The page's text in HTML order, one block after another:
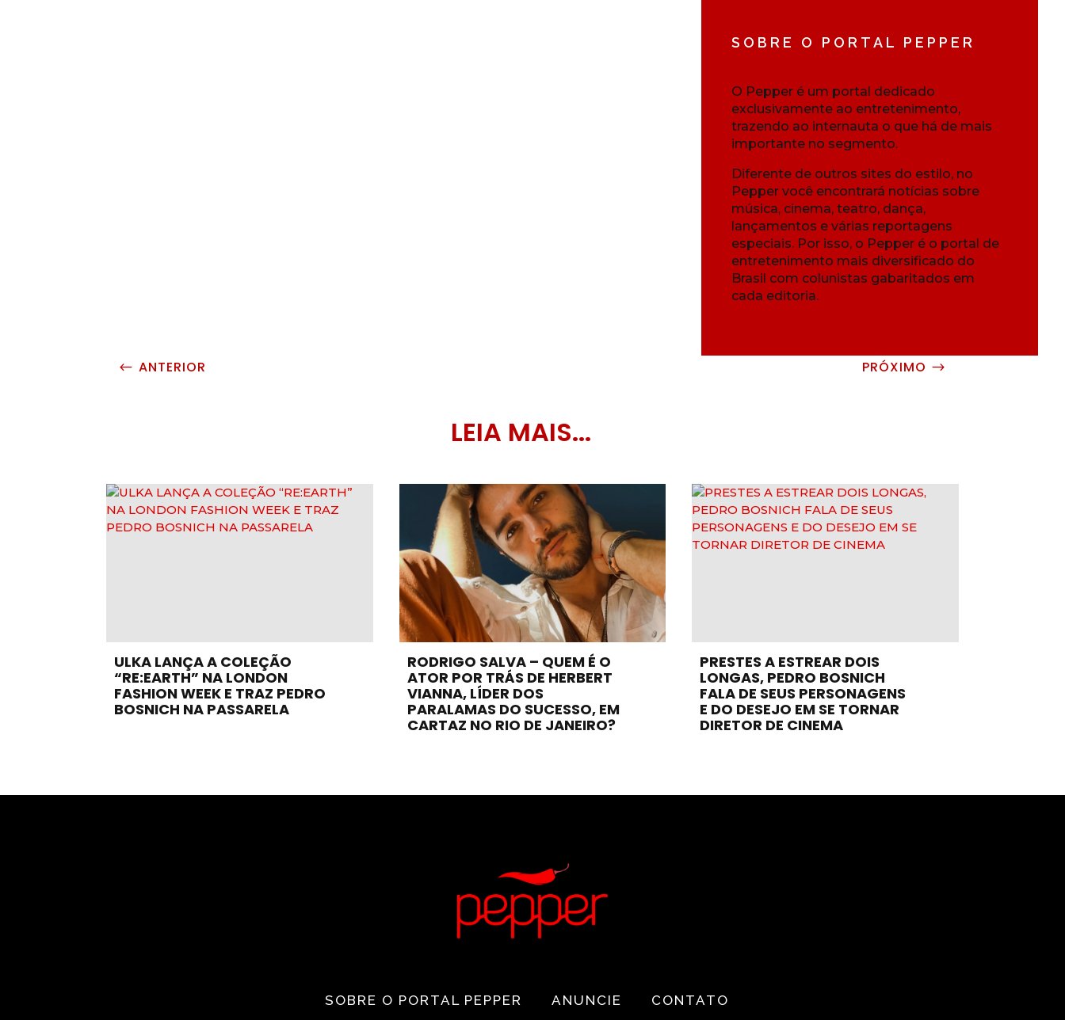
SOBRE O PORTAL PEPPER
O Pepper é um portal dedicado
exclusivamente ao entretenimento,
trazendo ao internauta o que há de mais
importante no segmento.
Diferente de outros sites do estilo, no
Pepper você encontrará notícias sobre
música, cinema, teatro, dança,
lançamentos e várias reportagens
especiais. Por isso, o Pepper é o portal de
entretenimento mais diversificado do
Brasil com colunistas gabaritados em
cada editoria.
# ANTERIOR PRÓXIMO $
LEIA MAIS...
ULKA LANÇA A COLEÇÃO
“RE:EARTH” NA LONDON
FASHION WEEK E TRAZ PEDRO
BOSNICH NA PASSARELA
RODRIGO SALVA – QUEM É O
ATOR POR TRÁS DE HERBERT
VIANNA, LÍDER DOS
PARALAMAS DO SUCESSO, EM
CARTAZ NO RIO DE JANEIRO?
PRESTES A ESTREAR DOIS
LONGAS, PEDRO BOSNICH
FALA DE SEUS PERSONAGENS
E DO DESEJO EM SE TORNAR
DIRETOR DE CINEMA
SOBRE O PORTAL PEPPER ANUNCIE CONTATO